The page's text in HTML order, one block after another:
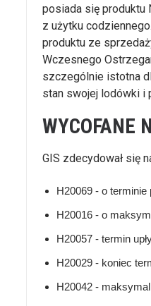
posiada się produktu
z użytku
produktu ze
Wczesnego
szczególnie istotna
stan swojej lodówki i
WYCOFANE
GIS zdecydował się
H20069 - o
H20016 - o
H20057 - termin
H20029 - koniec
H20042 -